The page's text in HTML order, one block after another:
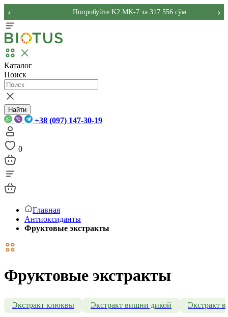
Попробуйте K2 MK-7 за 317 556 сўм
‹ ›
Каталог
Поиск
Найти
+38 (097) 147-30-19
0
Главная
Антиоксиданты
Фруктовые экстракты
Фруктовые экстракты
Экстракт клюквы Экстракт вишни дикой Экстракт